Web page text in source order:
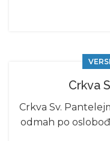
Crkva
Crkva Sv.
odmah po